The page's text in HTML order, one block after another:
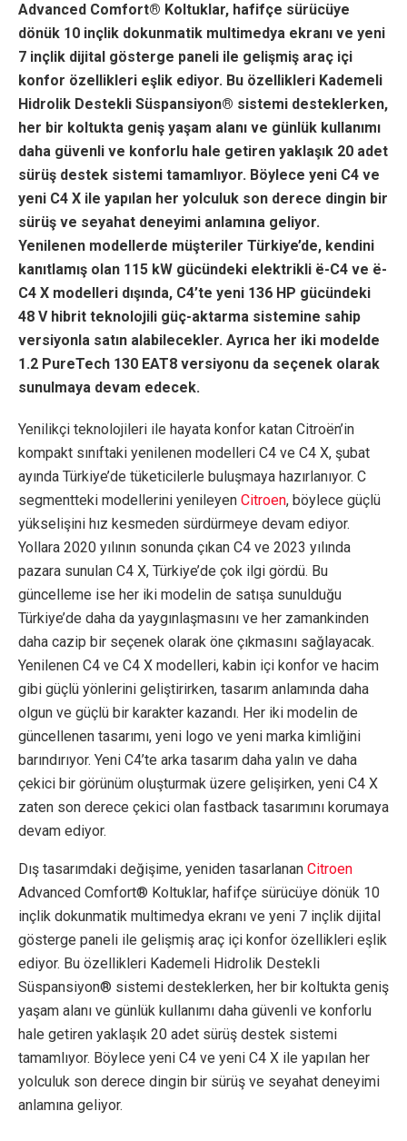
Advanced Comfort® Koltuklar, hafifçe sürücüye
dönük 10 inçlik dokunmatik multimedya ekranı ve yeni
7 inçlik dijital gösterge paneli ile gelişmiş araç içi
konfor özellikleri eşlik ediyor. Bu özellikleri Kademeli
Hidrolik Destekli Süspansiyon® sistemi desteklerken,
her bir koltukta geniş yaşam alanı ve günlük kullanımı
daha güvenli ve konforlu hale getiren yaklaşık 20 adet
sürüş destek sistemi tamamlıyor. Böylece yeni C4 ve
yeni C4 X ile yapılan her yolculuk son derece dingin bir
sürüş ve seyahat deneyimi anlamına geliyor.
Yenilenen modellerde müşteriler Türkiye’de, kendini
kanıtlamış olan 115 kW gücündeki elektrikli ë-C4 ve ë-
C4 X modelleri dışında, C4’te yeni 136 HP gücündeki
48 V hibrit teknolojili güç-aktarma sistemine sahip
versiyonla satın alabilecekler. Ayrıca her iki modelde
1.2 PureTech 130 EAT8 versiyonu da seçenek olarak
sunulmaya devam edecek.
Yenilikçi teknolojileri ile hayata konfor katan Citroën’in
kompakt sınıftaki yenilenen modelleri C4 ve C4 X, şubat
ayında Türkiye’de tüketicilerle buluşmaya hazırlanıyor. C
segmentteki modellerini yenileyen Citroen, böylece güçlü
yükselişini hız kesmeden sürdürmeye devam ediyor.
Yollara 2020 yılının sonunda çıkan C4 ve 2023 yılında
pazara sunulan C4 X, Türkiye’de çok ilgi gördü. Bu
güncelleme ise her iki modelin de satışa sunulduğu
Türkiye’de daha da yaygınlaşmasını ve her zamankinden
daha cazip bir seçenek olarak öne çıkmasını sağlayacak.
Yenilenen C4 ve C4 X modelleri, kabin içi konfor ve hacim
gibi güçlü yönlerini geliştirirken, tasarım anlamında daha
olgun ve güçlü bir karakter kazandı. Her iki modelin de
güncellenen tasarımı, yeni logo ve yeni marka kimliğini
barındırıyor. Yeni C4’te arka tasarım daha yalın ve daha
çekici bir görünüm oluşturmak üzere gelişirken, yeni C4 X
zaten son derece çekici olan fastback tasarımını korumaya
devam ediyor.
Dış tasarımdaki değişime, yeniden tasarlanan Citroen
Advanced Comfort® Koltuklar, hafifçe sürücüye dönük 10
inçlik dokunmatik multimedya ekranı ve yeni 7 inçlik dijital
gösterge paneli ile gelişmiş araç içi konfor özellikleri eşlik
ediyor. Bu özellikleri Kademeli Hidrolik Destekli
Süspansiyon® sistemi desteklerken, her bir koltukta geniş
yaşam alanı ve günlük kullanımı daha güvenli ve konforlu
hale getiren yaklaşık 20 adet sürüş destek sistemi
tamamlıyor. Böylece yeni C4 ve yeni C4 X ile yapılan her
yolculuk son derece dingin bir sürüş ve seyahat deneyimi
anlamına geliyor.